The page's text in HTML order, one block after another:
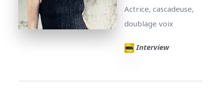
Actrice, cascadeuse,
doublage voix
Interview